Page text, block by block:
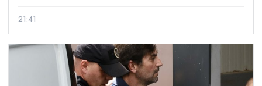
21:41